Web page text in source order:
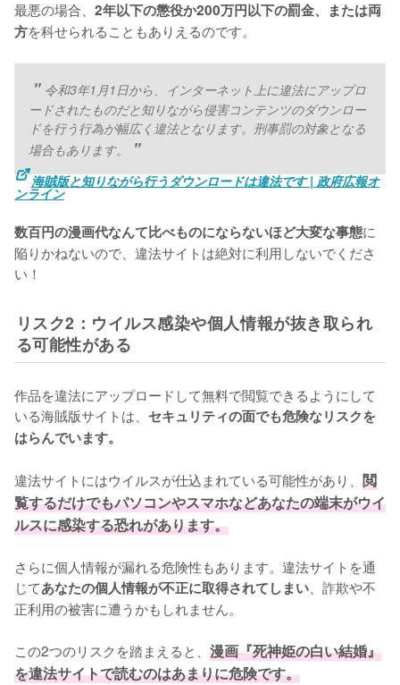
最悪の場合、 2年以下の懲役か200万円以下の罰金、または両
方を科せられることもありえるのです。
令和3年1月1日から、インターネット上に違法にアップロ
ードされたものだと知りながら侵害コンテンツのダウンロー
ドを行う行為が幅広く違法となります。刑事罰の対象となる
場合もあります。
海賊版と知りながら行うダウンロードは違法です | 政府広報オ
ンライン
数百円の漫画代なんて比べものにならないほど大変な事態に
陥りかねないので、違法サイトは絶対に利用しないでくださ
い！
リスク2：ウイルス感染や個人情報が抜き取られ
る可能性がある
作品を違法にアップロードして無料で閲覧できるようにして
いる海賊版サイトは、 セキュリティの面でも危険なリスクを
はらんでいます。
違法サイトにはウイルスが仕込まれている可能性があり、 閲
覧するだけでもパソコンやスマホなどあなたの端末がウイ
ルスに感染する恐れがあります。
さらに個人情報が漏れる危険性もあります。違法サイトを通
じてあなたの個人情報が不正に取得されてしまい 、詐欺や不
正利用の被害に遭うかもしれません。
この2つのリスクを踏まえると、 漫画『死神姫の白い結婚』
を違法サイトで読むのはあまりに危険です。